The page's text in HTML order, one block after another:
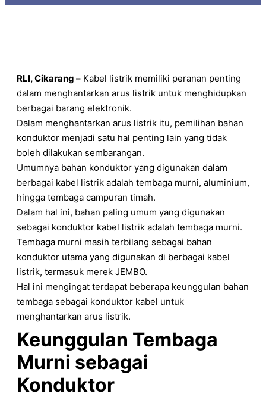
RLI, Cikarang – Kabel listrik memiliki peranan penting
dalam menghantarkan arus listrik untuk menghidupkan
berbagai barang elektronik.
Dalam menghantarkan arus listrik itu, pemilihan bahan
konduktor menjadi satu hal penting lain yang tidak
boleh dilakukan sembarangan.
Umumnya bahan konduktor yang digunakan dalam
berbagai kabel listrik adalah tembaga murni, aluminium,
hingga tembaga campuran timah.
Dalam hal ini, bahan paling umum yang digunakan
sebagai konduktor kabel listrik adalah tembaga murni.
Tembaga murni masih terbilang sebagai bahan
konduktor utama yang digunakan di berbagai kabel
listrik, termasuk merek JEMBO.
Hal ini mengingat terdapat beberapa keunggulan bahan
tembaga sebagai konduktor kabel untuk
menghantarkan arus listrik.
Keunggulan Tembaga
Murni sebagai
Konduktor